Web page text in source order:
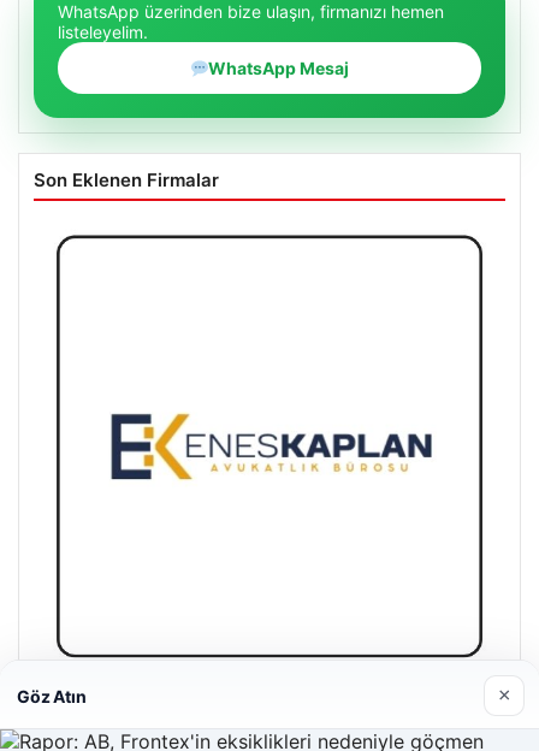
WhatsApp üzerinden bize ulaşın, firmanızı hemen
listeleyelim.
WhatsApp Mesaj
Son Eklenen Firmalar
Enes Kaplan Avukatlık Bürosu
28/04/2026
Göz Atın ×